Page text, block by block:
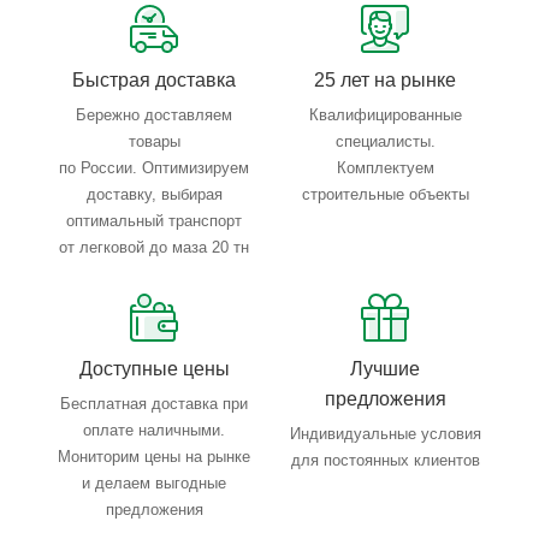
Быстрая доставка
Бережно доставляем
товары
по России. Оптимизируем
доставку, выбирая
оптимальный транспорт
от легковой до маза 20 тн
25 лет на рынке
Квалифицированные
специалисты.
Комплектуем
строительные объекты
Доступные цены
Бесплатная доставка при
оплате наличными.
Мониторим цены на рынке
и делаем выгодные
предложения
Лучшие
предложения
Индивидуальные условия
для постоянных клиентов